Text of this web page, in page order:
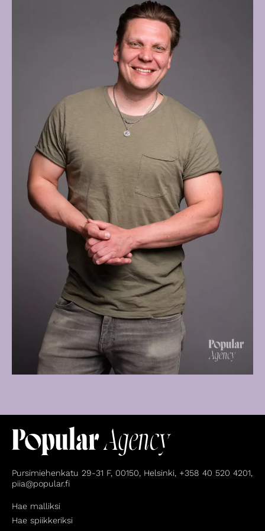
Pursimiehenkatu 29-31 F, 00150, Helsinki, +358 40 520 4201,
piia@popular.fi
Hae malliksi
Hae spiikkeriksi